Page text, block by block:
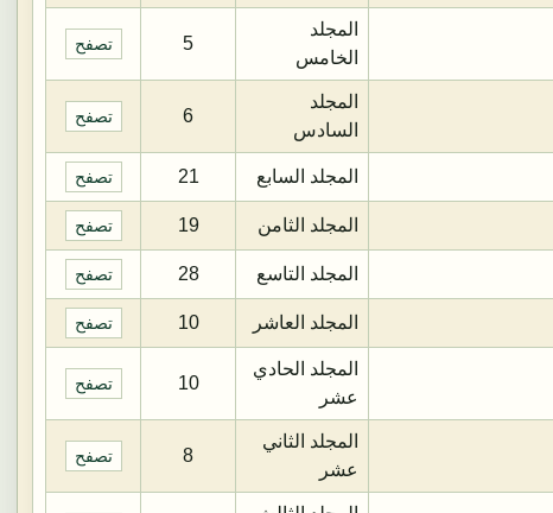
المجلد
الخامس
5 تصفح
المجلد
السادس
6 تصفح
المجلد السابع 21 تصفح
المجلد الثامن 19 تصفح
المجلد التاسع 28 تصفح
المجلد العاشر 10 تصفح
المجلد الحادي
عشر
10 تصفح
المجلد الثاني
عشر
8 تصفح